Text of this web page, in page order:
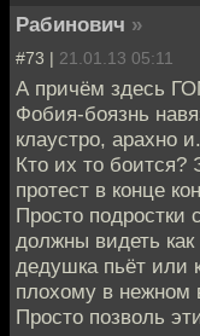
Рабинович »
#73 | 21.01.13 05:11
А причём здесь
Фобия-боязнь
клаустро, арахно
Кто их то боится?
протест в конце
Просто подростки
должны видеть
дедушка пьёт или
плохому в нежном
Просто позволь